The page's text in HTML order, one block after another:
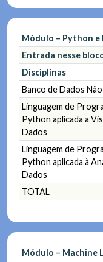
Módulo – Python e
Entrada nesse
Disciplinas
Banco de Dados
Linguagem de
Python aplicada a
Dados
Linguagem de
Python aplicada à
Dados
TOTAL
Módulo – Machine